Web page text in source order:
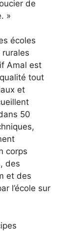
de
»
écoles
Amal est
tout
et
50
corps
des
et des
l’école sur